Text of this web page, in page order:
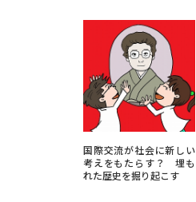
国際交流が社会に新しい
考えをもたらす？ 埋も
れた歴史を掘り起こす